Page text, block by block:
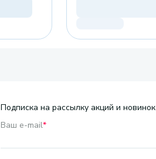
Подписка на рассылку акций и новинок
Ваш e-mail*